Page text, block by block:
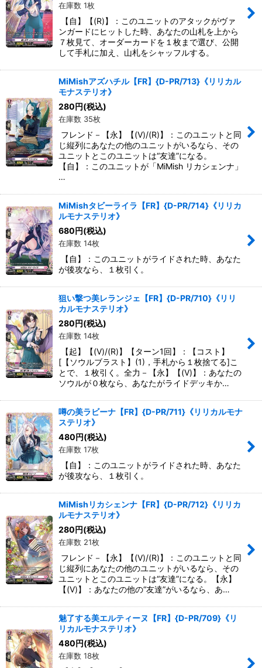
在庫数 1枚
【自】【(R)】：このユニットのアタックがヴァ
ンガードにヒットした時、あなたの山札を上から
７枚見て、オーダーカードを１枚まで選び、公開
して手札に加え、山札をシャッフルする。
MiMishアズハチル【FR】{D-PR/713}《リリカル
モナステリオ》
280円(税込)
在庫数 35枚
フレンド－【永】【(V)/(R)】：このユニットと同
じ縦列にあなたの他のユニットがいるなら、その
ユニットとこのユニットは“友達”になる。
【自】：このユニットが「MiMish リカシェンナ」
…
MiMishタビーライラ【FR】{D-PR/714}《リリカ
ルモナステリオ》
680円(税込)
在庫数 14枚
【自】：このユニットがライドされた時、あなた
が後攻なら、１枚引く。
狙い撃つ美レランジェ【FR】{D-PR/710}《リリ
カルモナステリオ》
280円(税込)
在庫数 14枚
【起】【(V)/(R)】【ターン1回】：【コスト】
[【ソウルブラスト】(1)，手札から１枚捨てる]こ
とで、１枚引く。全力－【永】【(V)】：あなたの
ソウルが０枚なら、あなたがライドデッキか…
噂の美ラビーナ【FR】{D-PR/711}《リリカルモナ
ステリオ》
480円(税込)
在庫数 17枚
【自】：このユニットがライドされた時、あなた
が後攻なら、１枚引く。
MiMishリカシェンナ【FR】{D-PR/712}《リリカ
ルモナステリオ》
280円(税込)
在庫数 21枚
フレンド－【永】【(V)/(R)】：このユニットと同
じ縦列にあなたの他のユニットがいるなら、その
ユニットとこのユニットは“友達”になる。【永】
【(V)】：あなたの他の“友達”がいるなら、あ…
魅了する美エルティーヌ【FR】{D-PR/709}《リ
リカルモナステリオ》
480円(税込)
在庫数 18枚